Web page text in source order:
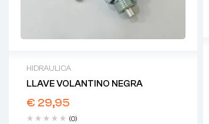
HIDRAULICA
LLAVE VOLANTINO NEGRA
€ 29,95
(0)